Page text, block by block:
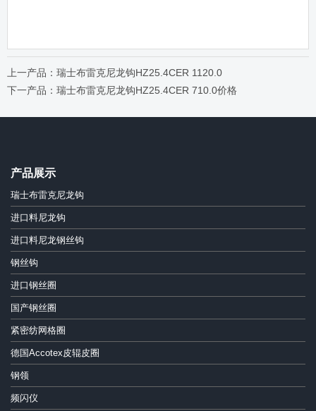
上一产品：瑞士布雷克尼龙钩HZ25.4CER 1120.0
下一产品：瑞士布雷克尼龙钩HZ25.4CER 710.0价格
产品展示
瑞士布雷克尼龙钩
进口料尼龙钩
进口料尼龙钢丝钩
钢丝钩
进口钢丝圈
国产钢丝圈
紧密纺网格圈
德国Accotex皮辊皮圈
钢领
频闪仪